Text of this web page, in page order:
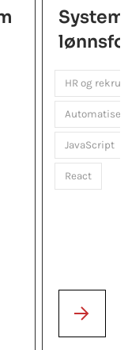
HR og
JavaScript
React